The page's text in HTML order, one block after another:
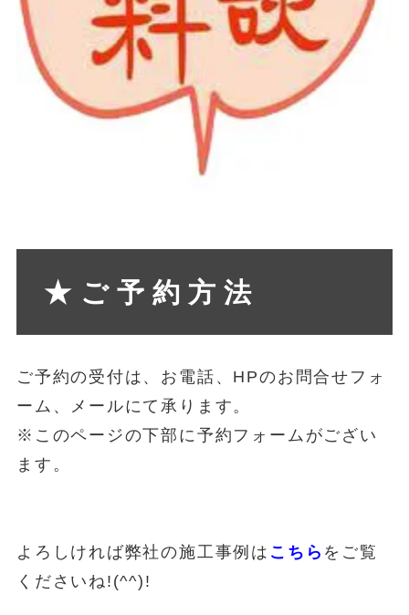
★ご予約方法
ご予約の受付は、お電話、HPのお問合せフォ
ーム、メールにて承ります。
※このページの下部に予約フォームがござい
ます。
よろしければ弊社の施工事例は こちら をご覧
くださいね!(^^)!